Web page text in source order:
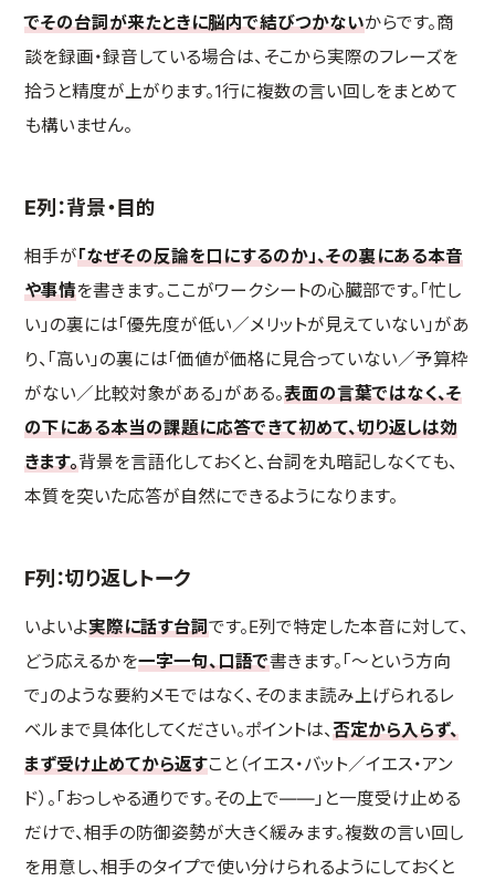
でその台詞が来たときに脳内で結びつかないからです。商
談を録画・録音している場合は、そこから実際のフレーズを
拾うと精度が上がります。1行に複数の言い回しをまとめて
も構いません。
E列：背景・目的
相手が「なぜその反論を口にするのか」、その裏にある本音
や事情を書きます。ここがワークシートの心臓部です。「忙し
い」の裏には「優先度が低い／メリットが見えていない」があ
り、「高い」の裏には「価値が価格に見合っていない／予算枠
がない／比較対象がある」がある。表面の言葉ではなく、そ
の下にある本当の課題に応答できて初めて、切り返しは効
きます。背景を言語化しておくと、台詞を丸暗記しなくても、
本質を突いた応答が自然にできるようになります。
F列：切り返しトーク
いよいよ実際に話す台詞です。E列で特定した本音に対して、
どう応えるかを一字一句、口語で書きます。「〜という方向
で」のような要約メモではなく、そのまま読み上げられるレ
ベルまで具体化してください。ポイントは、否定から入らず、
まず受け止めてから返すこと（イエス・バット／イエス・アン
ド）。「おっしゃる通りです。その上で——」と一度受け止める
だけで、相手の防御姿勢が大きく緩みます。複数の言い回し
を用意し、相手のタイプで使い分けられるようにしておくと